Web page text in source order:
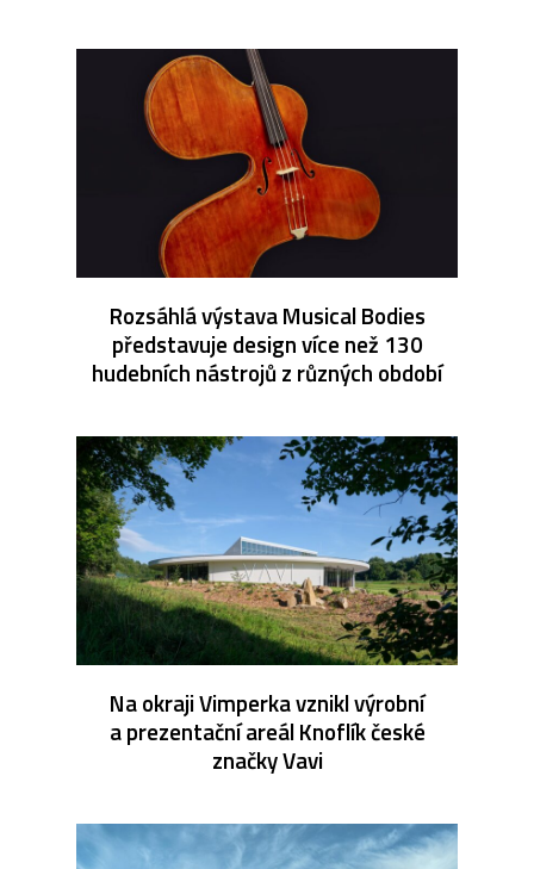
Rozsáhlá výstava Musical Bodies
představuje design více než 130
hudebních nástrojů z různých období
Na okraji Vimperka vznikl výrobní
a prezentační areál Knoflík české
značky Vavi